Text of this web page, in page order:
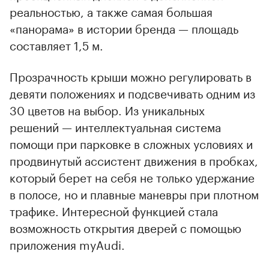
реальностью, а также самая большая
«панорама» в истории бренда — площадь
составляет 1,5 м.
Прозрачность крыши можно регулировать в
девяти положениях и подсвечивать одним из
30 цветов на выбор. Из уникальных
решений — интеллектуальная система
помощи при парковке в сложных условиях и
продвинутый ассистент движения в пробках,
который берет на себя не только удержание
в полосе, но и плавные маневры при плотном
трафике. Интересной функцией стала
возможность открытия дверей с помощью
приложения myAudi.